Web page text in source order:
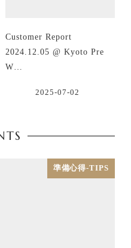
Customer Report
2024.12.05 @ Kyoto Pre
W…
2025-07-02
準備心得-TIPS